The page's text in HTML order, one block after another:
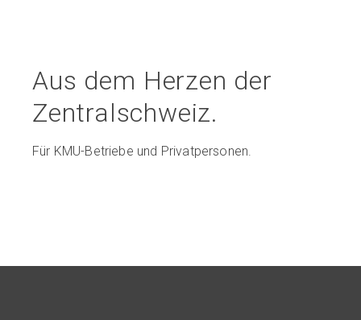
Aus dem Herzen der
Zentralschweiz.
Für KMU-Betriebe und Privatpersonen.